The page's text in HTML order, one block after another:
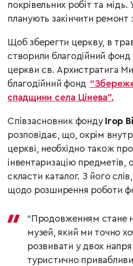
покрівельних робіт та мідь.
планують закінчити ремонт
Щоб зберегти церкву, в
створили благодійний
церкви св. Архистратига
благодійний фонд
спадщини села Цінева”.
Співзасновник фонду Ігор
розповідає, що, окрім
церкві, необхідно також
інвентаризацію предметів,
скласти каталог. З його
щодо розширення роботи
“Продовженням стане
музей, який ми точно
розвивати у двох
туристично